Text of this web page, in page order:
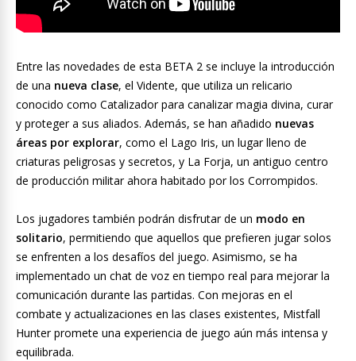
Entre las novedades de esta BETA 2 se incluye la introducción
de una nueva clase, el Vidente, que utiliza un relicario
conocido como Catalizador para canalizar magia divina, curar
y proteger a sus aliados. Además, se han añadido nuevas
áreas por explorar, como el Lago Iris, un lugar lleno de
criaturas peligrosas y secretos, y La Forja, un antiguo centro
de producción militar ahora habitado por los Corrompidos.
Los jugadores también podrán disfrutar de un modo en
solitario, permitiendo que aquellos que prefieren jugar solos
se enfrenten a los desafíos del juego. Asimismo, se ha
implementado un chat de voz en tiempo real para mejorar la
comunicación durante las partidas. Con mejoras en el
combate y actualizaciones en las clases existentes, Mistfall
Hunter promete una experiencia de juego aún más intensa y
equilibrada.